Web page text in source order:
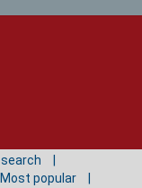
Most popular